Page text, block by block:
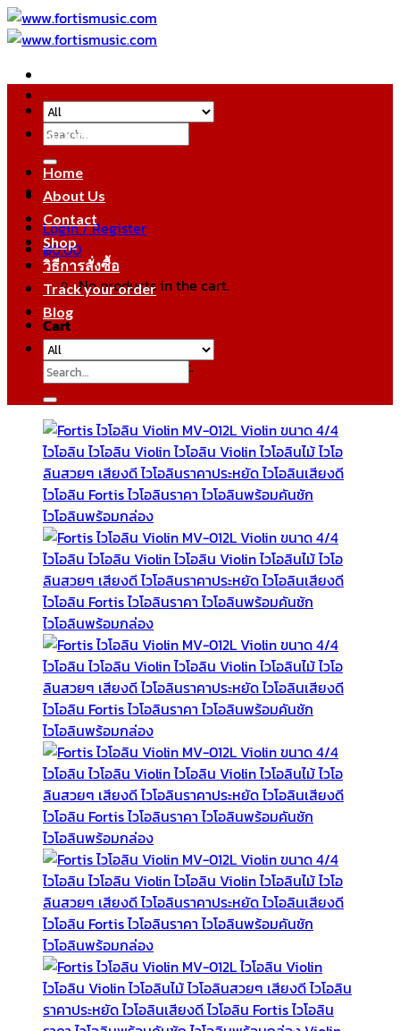
Skip
to
Search
for:
Login / Register
฿0.00
No products in the cart.
Cart
No products in the cart.
หมวดหมู่สินค้า
Home
About Us
Contact
Shop
วิธีการสั่งซื้อ
Track your order
Blog
Search
for: